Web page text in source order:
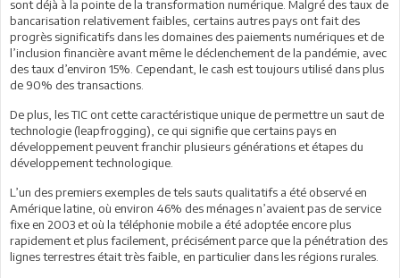
sont déjà à la pointe de la transformation numérique. Malgré des taux de
bancarisation relativement faibles, certains autres pays ont fait des
progrès significatifs dans les domaines des paiements numériques et de
l’inclusion financière avant même le déclenchement de la pandémie, avec
des taux d’environ 15%. Cependant, le cash est toujours utilisé dans plus
de 90% des transactions.
De plus, les TIC ont cette caractéristique unique de permettre un saut de
technologie (leapfrogging), ce qui signifie que certains pays en
développement peuvent franchir plusieurs générations et étapes du
développement technologique.
L’un des premiers exemples de tels sauts qualitatifs a été observé en
Amérique latine, où environ 46% des ménages n’avaient pas de service
fixe en 2003 et où la téléphonie mobile a été adoptée encore plus
rapidement et plus facilement, précisément parce que la pénétration des
lignes terrestres était très faible, en particulier dans les régions rurales.